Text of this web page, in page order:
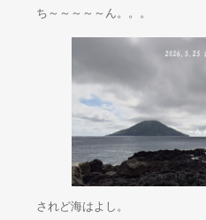
ち～～～～～ん。。。
されど海はよし。